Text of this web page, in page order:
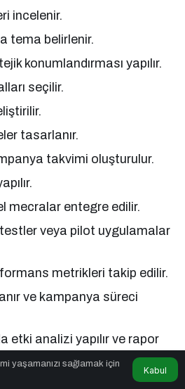
incelenir.
tema belirlenir.
konumlandırması yapılır.
seçilir.
tasarlanır.
takvimi oluşturulur.
mecralar entegre edilir.
veya pilot uygulamalar
metrikleri takip edilir.
ve kampanya süreci
etki analizi yapılır ve rapor
yaşamanızı sağlamak için
Kabul